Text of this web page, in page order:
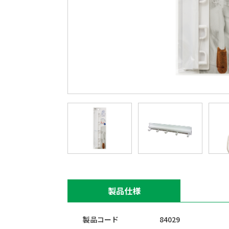
製品仕様
製品コード 84029